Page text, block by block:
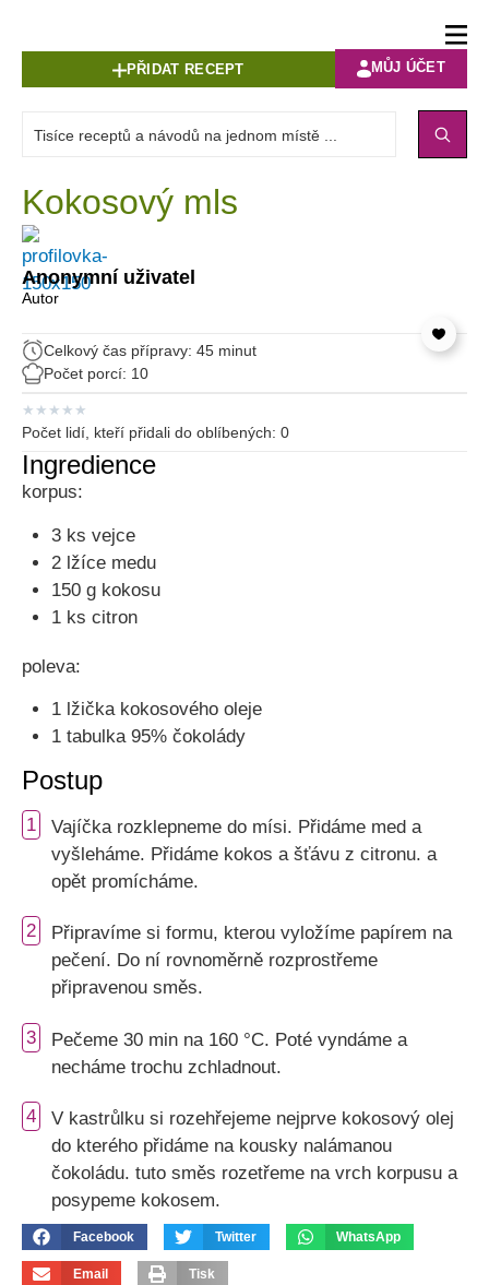
PŘIDAT RECEPT MŮJ ÚČET
Kokosový mls
Anonymní uživatel
Autor
Celkový čas přípravy: 45 minut
Počet porcí: 10
★ ★ ★ ★ ★
Počet lidí, kteří přidali do oblíbených: 0
Ingredience
korpus:
3 ks vejce
2 lžíce medu
150 g kokosu
1 ks citron
poleva:
1 lžička kokosového oleje
1 tabulka 95% čokolády
Postup
1
Vajíčka rozklepneme do mísi. Přidáme med a
vyšleháme. Přidáme kokos a šťávu z citronu. a
opět promícháme.
2
Připravíme si formu, kterou vyložíme papírem na
pečení. Do ní rovnoměrně rozprostřeme
připravenou směs.
3
Pečeme 30 min na 160 °C. Poté vyndáme a
necháme trochu zchladnout.
4
V kastrůlku si rozehřejeme nejprve kokosový olej
do kterého přidáme na kousky nalámanou
čokoládu. tuto směs rozetřeme na vrch korpusu a
posypeme kokosem.
Facebook Twitter WhatsApp
Email Tisk